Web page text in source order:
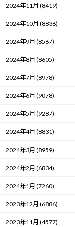
2024年11月 (8419)
2024年10月 (8836)
2024年9月 (8567)
2024年8月 (8605)
2024年7月 (8978)
2024年6月 (9078)
2024年5月 (9287)
2024年4月 (8831)
2024年3月 (8959)
2024年2月 (6834)
2024年1月 (7260)
2023年12月 (6886)
2023年11月 (4577)